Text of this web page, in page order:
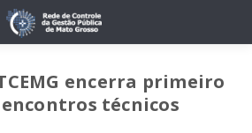
encerra primeiro
técnicos